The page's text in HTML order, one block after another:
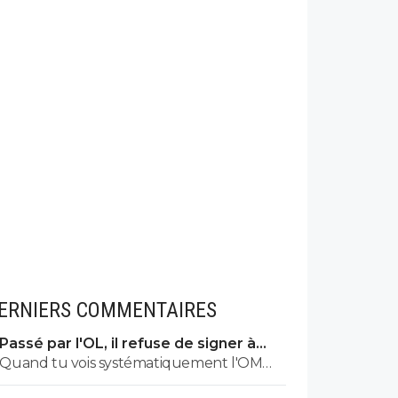
COMMENTAIRES
Passé par l'OL, il refuse de signer à
l'OM
Quand tu vois systématiquement l'OM
manger le mur saison après saison, il y a de